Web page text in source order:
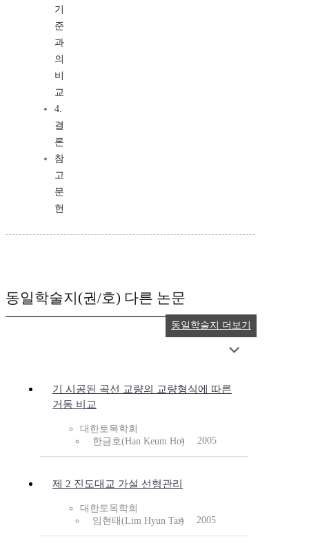
기
준
과
의
비
교
4.
결
론
참
고
문
헌
동일학술지(권/호) 다른 논문
기 시공된 곡선 교량의 교량형식에 따른
거동 비교
대한토목학회
한금호(Han Keum Ho)
2005
제 2 진도대교 가설 선형관리
대한토목학회
임현태(Lim Hyun Tai)
2005
동일학술지 더보기